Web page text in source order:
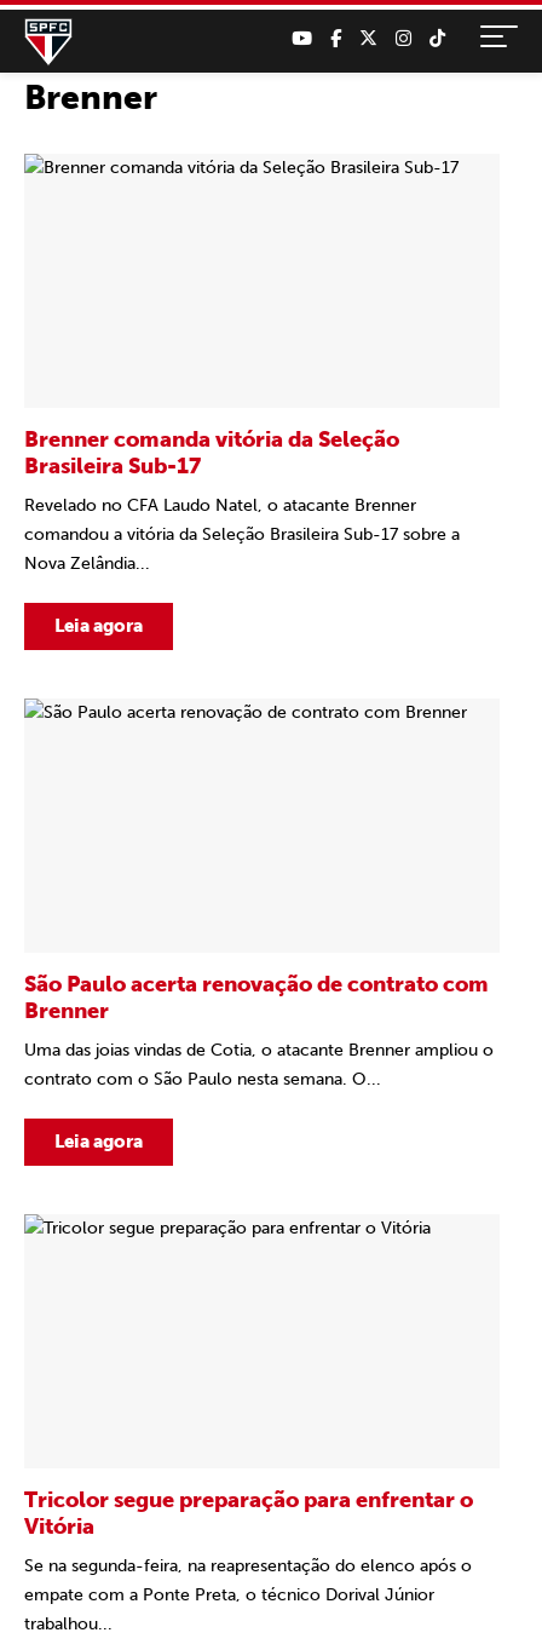
Brenner
Brenner comanda vitória da Seleção
Brasileira Sub-17
Revelado no CFA Laudo Natel, o atacante Brenner
comandou a vitória da Seleção Brasileira Sub-17 sobre a
Nova Zelândia...
Leia agora
São Paulo acerta renovação de contrato com
Brenner
Uma das joias vindas de Cotia, o atacante Brenner ampliou o
contrato com o São Paulo nesta semana. O...
Leia agora
Tricolor segue preparação para enfrentar o
Vitória
Se na segunda-feira, na reapresentação do elenco após o
empate com a Ponte Preta, o técnico Dorival Júnior
trabalhou...